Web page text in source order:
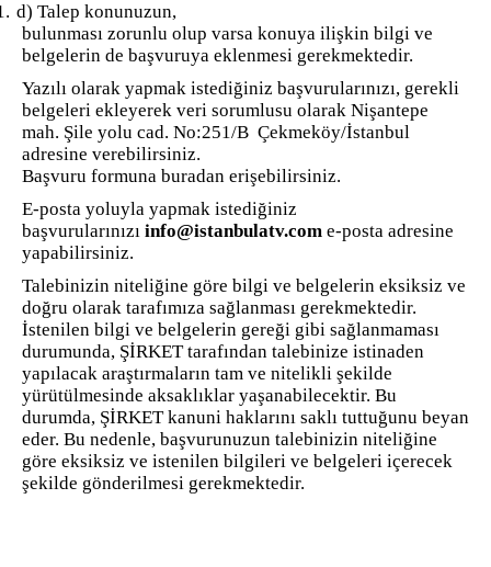
d) Talep konunuzun,
bulunması zorunlu olup varsa konuya ilişkin bilgi ve
belgelerin de başvuruya eklenmesi gerekmektedir.
Yazılı olarak yapmak istediğiniz başvurularınızı, gerekli
belgeleri ekleyerek veri sorumlusu olarak Nişantepe
mah. Şile yolu cad. No:251/B Çekmeköy/İstanbul
adresine verebilirsiniz.
Başvuru formuna buradan erişebilirsiniz.
E-posta yoluyla yapmak istediğiniz
başvurularınızı info@istanbulatv.com e-posta adresine
yapabilirsiniz.
Talebinizin niteliğine göre bilgi ve belgelerin eksiksiz ve
doğru olarak tarafımıza sağlanması gerekmektedir.
İstenilen bilgi ve belgelerin gereği gibi sağlanmaması
durumunda, ŞİRKET tarafından talebinize istinaden
yapılacak araştırmaların tam ve nitelikli şekilde
yürütülmesinde aksaklıklar yaşanabilecektir. Bu
durumda, ŞİRKET kanuni haklarını saklı tuttuğunu beyan
eder. Bu nedenle, başvurunuzun talebinizin niteliğine
göre eksiksiz ve istenilen bilgileri ve belgeleri içerecek
şekilde gönderilmesi gerekmektedir.